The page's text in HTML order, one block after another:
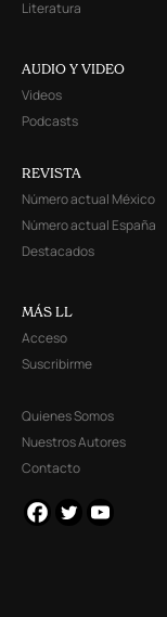
Literatura
AUDIO Y VIDEO
Videos
Podcasts
REVISTA
Número actual México
Número actual España
Destacados
MÁS LL
Acceso
Suscribirme
Quienes Somos
Nuestros Autores
Contacto